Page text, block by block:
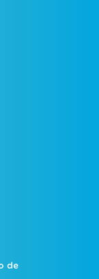
de